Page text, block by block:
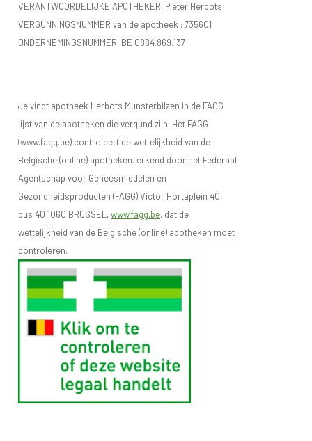
VERANTWOORDELIJKE APOTHEKER: Pieter Herbots
VERGUNNINGSNUMMER van de apotheek : 735601
ONDERNEMINGSNUMMER: BE 0884.869.137
Je vindt apotheek Herbots Munsterbilzen in de FAGG
lijst van de apotheken die vergund zijn. Het FAGG
(www.fagg.be) controleert de wettelijkheid van de
Belgische (online) apotheken. erkend door het Federaal
Agentschap voor Geneesmiddelen en
Gezondheidsproducten (FAGG) Victor Hortaplein 40,
bus 40 1060 BRUSSEL,www.fagg.be, dat de
wettelijkheid van de Belgische (online) apotheken moet
controleren.